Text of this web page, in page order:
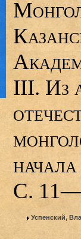
III. Из
С.
Успенский,